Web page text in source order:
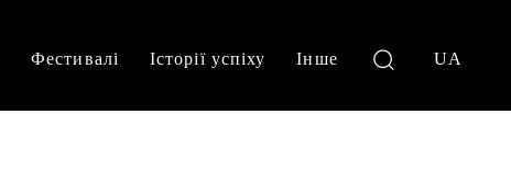
Фестивалі Історії успіху Інше UA